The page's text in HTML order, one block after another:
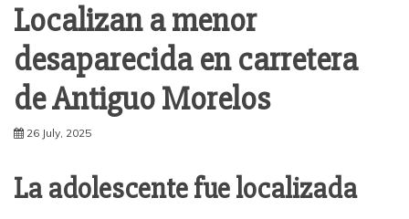
Localizan a menor
desaparecida en carretera
de Antiguo Morelos
26 July, 2025
La adolescente fue localizada